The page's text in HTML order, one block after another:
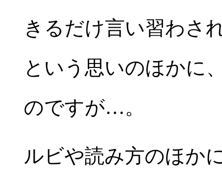
きるだけ言い習わさ
という思いのほかに
のですが…。
ルビや読み方のほか